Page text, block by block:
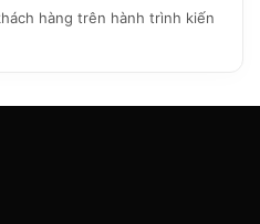
hàng trên hành trình kiến